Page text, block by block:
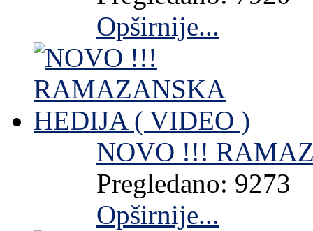
Opširnije...
NOVO !!!
Pregledano: 9273
Opširnije...